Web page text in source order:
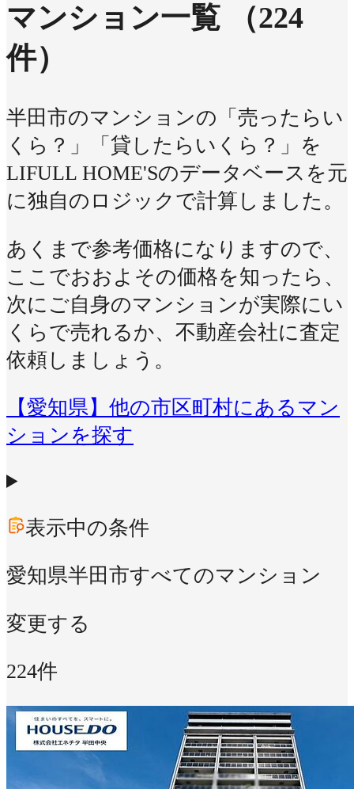
マンション一覧
（224
件）
半田市のマンションの「売ったらい
くら？」「貸したらいくら？」を
LIFULL HOME'Sのデータベースを元
に独自のロジックで計算しました。
あくまで参考価格になりますので、
ここでおおよその価格を知ったら、
次にご自身のマンションが実際にい
くらで売れるか、不動産会社に査定
依頼しましょう。
【愛知県】他の市区町村にあるマン
ションを探す
表示中の条件
愛知県半田市すべてのマンション
変更する
224件